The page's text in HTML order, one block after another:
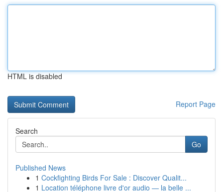
HTML is disabled
Report Page
Search
Go
Published News
1 Cockfighting Birds For Sale : Discover Qualit...
1 Location téléphone livre d'or audio — la belle ...